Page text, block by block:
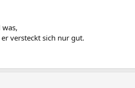
versteckt sich nur gut.